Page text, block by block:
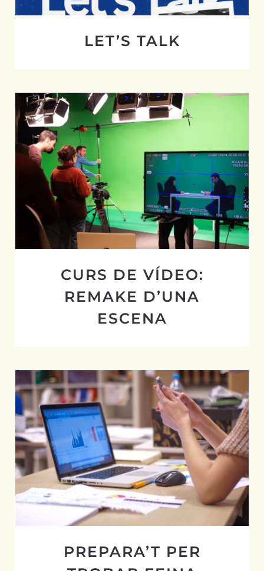
LET’S TALK
CURS DE VÍDEO: REMAKE D’UNA
ESCENA
CURS DE VÍDEO:
REMAKE D’UNA
ESCENA
PREPARA’T PER TROBAR FEINA
AQUEST ESTIU!
PREPARA’T PER